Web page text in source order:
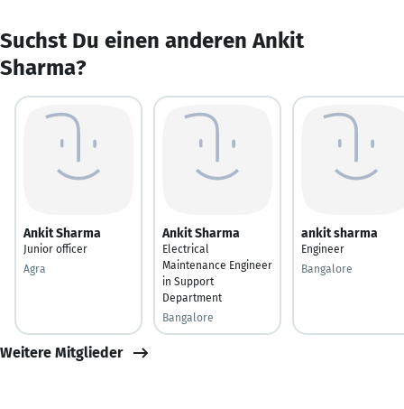
Suchst Du einen anderen Ankit
Sharma?
Ankit Sharma
Junior officer
Agra
Ankit Sharma
Electrical
Maintenance Engineer
in Support
Department
Bangalore
ankit sharma
Engineer
Bangalore
Weitere Mitglieder